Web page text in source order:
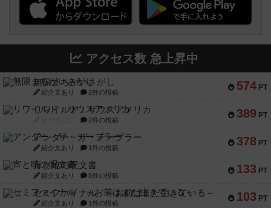
アクセス数 急上昇中
574 PT
無限まちがいさがし
紹介文あり 2件の投稿
389 PT
リワイルド：サウスアメリカ
2件の投稿
378 PT
アンダー・ザ・テーブラー
紹介文あり 1件の投稿
133 PT
宵と暁の呪文書
紹介文あり 8件の投稿
103 PT
セミファイナル ～お前はまだ生きている～
紹介文あり 1件の投稿